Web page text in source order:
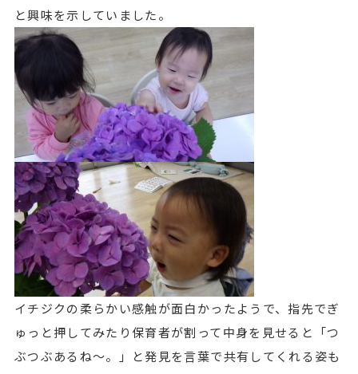
と興味を示していました。
イチジクの柔らかい感触が面白かったようで、指先でぎ
ゅっと押してみたり保育者が割って中身を見せると「つ
ぶつぶあるね～。」と発見を言葉で共有してくれる姿も